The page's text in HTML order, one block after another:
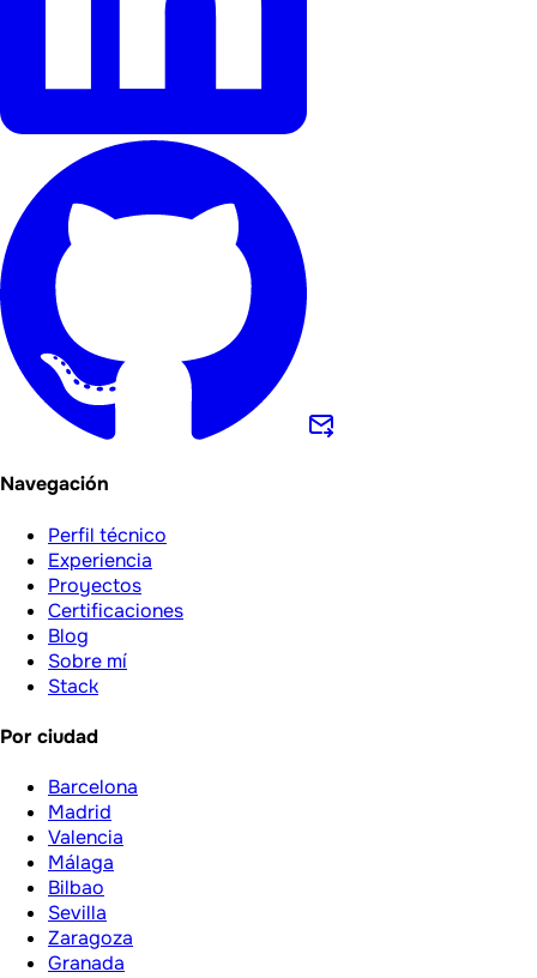
Navegación
Perfil técnico
Experiencia
Proyectos
Certificaciones
Blog
Sobre mí
Stack
Por ciudad
Barcelona
Madrid
Valencia
Málaga
Bilbao
Sevilla
Zaragoza
Granada